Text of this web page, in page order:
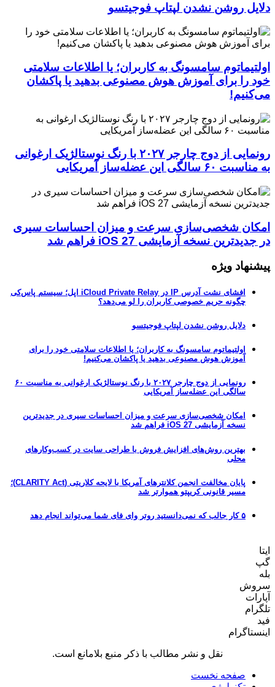
دلایل روشن نشدن لپتاپ فوجیتسو
اولتیماتوم سامسونگ به کاربران؛ یا اطلاعات سلامتی
خود را برای آموزش هوش مصنوعی بدهید یا پاکشان
می‌کنیم!
رونمایی از دوج چارجر ۲۰۲۷ با رنگ نوستالژیک ارغوانی
به مناسبت ۶۰ سالگی این عضله‌ساز آمریکایی
امکان شخصی‌سازی سرعت و میزان احساسات سیری
در جدیدترین نسخه آزمایشی iOS 27 فراهم شد
پیشنهاد ویژه
افشای نشت آدرس IP در iCloud Private Relay اپل؛ سیستم پاس‌کی
چگونه حریم خصوصی کاربران را لو می‌دهد؟
دلایل روشن نشدن لپتاپ فوجیتسو
اولتیماتوم سامسونگ به کاربران؛ یا اطلاعات سلامتی خود را برای
آموزش هوش مصنوعی بدهید یا پاکشان می‌کنیم!
رونمایی از دوج چارجر ۲۰۲۷ با رنگ نوستالژیک ارغوانی به مناسبت ۶۰
سالگی این عضله‌ساز آمریکایی
امکان شخصی‌سازی سرعت و میزان احساسات سیری در جدیدترین
نسخه آزمایشی iOS 27 فراهم شد
بهترین روش‌های افزایش فروش با طراحی سایت در کسب‌وکارهای
محلی
پایان مخالفت انجمن کلانترهای آمریکا با لایحه کلاریتی (CLARITY Act)؛
مسیر قانونی کریپتو هموارتر شد
۵ کار جالب که نمی‌دانستید روتر وای فای شما می‌تواند انجام دهد
ایتا
گپ
بله
سروش
آپارات
تلگرام
فید
اینستاگرام
نقل و نشر مطالب با ذکر منبع بلامانع است.
صفحه نخست